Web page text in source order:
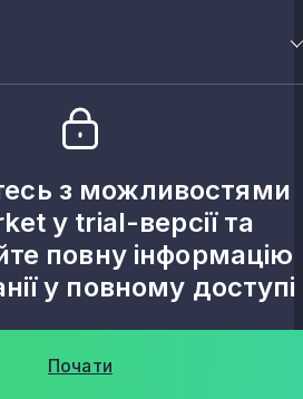
з можливостями
у trial-версії та
повну інформацію
у повному доступі
Почати